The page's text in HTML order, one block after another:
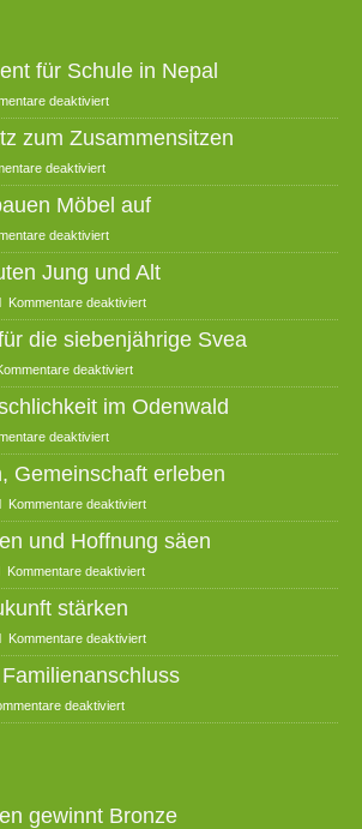
für Schule in Nepal
deaktiviert
zum Zusammensitzen
deaktiviert
Möbel auf
deaktiviert
Jung und Alt
Kommentare deaktiviert
die siebenjährige Svea
deaktiviert
im Odenwald
deaktiviert
Gemeinschaft erleben
Kommentare deaktiviert
und Hoffnung säen
Kommentare deaktiviert
stärken
Kommentare deaktiviert
deaktiviert
gewinnt Bronze